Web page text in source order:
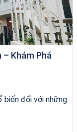
Khám Phá
biến đối với những